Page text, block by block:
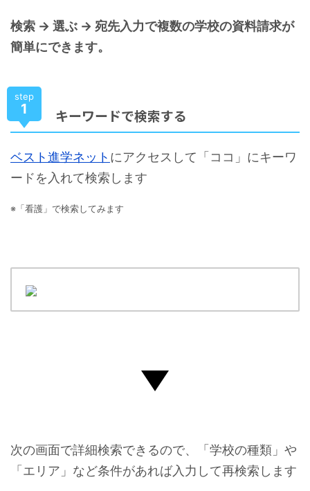
検索 → 選ぶ → 宛先入力で複数の学校の資料請求が
簡単にできます。
step
1 キーワードで検索する
ベスト進学ネット にアクセスして「ココ」にキーワ
ードを入れて検索します
※「看護」で検索してみます
次の画面で詳細検索できるので、「学校の種類」や
「エリア」など条件があれば入力して再検索します